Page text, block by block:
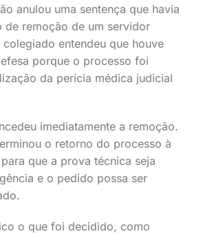
anulou uma sentença que havia
de remoção de um servidor
entendeu que houve
porque o processo foi
da perícia médica judicial
imediatamente a remoção.
o retorno do processo à
que a prova técnica seja
e o pedido possa ser
o que foi decidido, como